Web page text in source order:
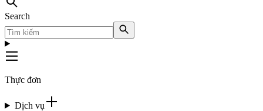
Search
Thực đơn
Dịch vụ